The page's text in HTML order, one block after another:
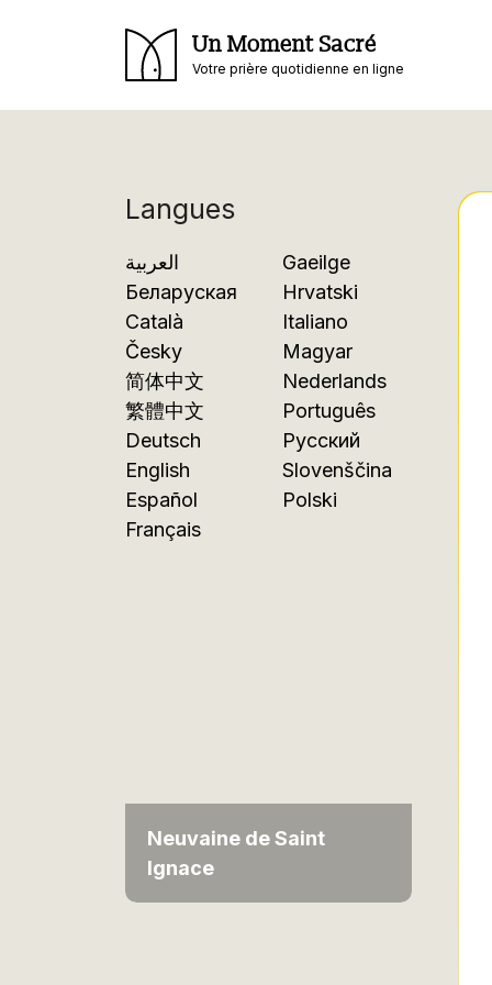
Un Moment Sacré
Votre prière quotidienne en ligne
Langues
العربية
Беларуская
Català
Česky
简体中文
繁體中文
Deutsch
English
Español
Français
Gaeilge
Hrvatski
Italiano
Magyar
Nederlands
Português
Русский
Slovenščina
Polski
Neuvaine de Saint
Ignace